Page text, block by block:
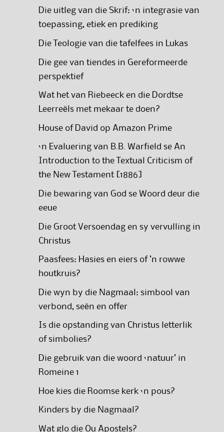
Die uitleg van die Skrif: ‘n integrasie van
toepassing, etiek en prediking
Die Teologie van die tafelfees in Lukas
Die gee van tiendes in Gereformeerde
perspektief
Wat het van Riebeeck en die Dordtse
Leerreëls met mekaar te doen?
House of David op Amazon Prime
‘n Evaluering van B.B. Warfield se An
Introduction to the Textual Criticism of
the New Testament [1886]
Die bewaring van God se Woord deur die
eeue
Die Groot Versoendag en sy vervulling in
Christus
Paasfees: Hasies en eiers of ’n rowwe
houtkruis?
Die wyn by die Nagmaal: simbool van
verbond, seën en offer
Is die opstanding van Christus letterlik
of simbolies?
Die gebruik van die woord ‘natuur’ in
Romeine 1
Hoe kies die Roomse kerk ‘n pous?
Kinders by die Nagmaal?
Wat glo die Ou Apostels?